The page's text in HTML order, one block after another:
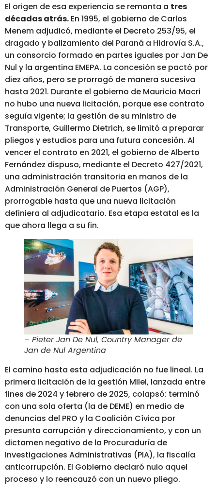
El origen de esa experiencia se remonta a tres
décadas atrás. En 1995, el gobierno de Carlos
Menem adjudicó, mediante el Decreto 253/95, el
dragado y balizamiento del Paraná a Hidrovía S.A.,
un consorcio formado en partes iguales por Jan De
Nul y la argentina EMEPA. La concesión se pactó por
diez años, pero se prorrogó de manera sucesiva
hasta 2021. Durante el gobierno de Mauricio Macri
no hubo una nueva licitación, porque ese contrato
seguía vigente; la gestión de su ministro de
Transporte, Guillermo Dietrich, se limitó a preparar
pliegos y estudios para una futura concesión. Al
vencer el contrato en 2021, el gobierno de Alberto
Fernández dispuso, mediante el Decreto 427/2021,
una administración transitoria en manos de la
Administración General de Puertos (AGP),
prorrogable hasta que una nueva licitación
definiera al adjudicatario. Esa etapa estatal es la
que ahora llega a su fin.
– Pieter Jan De Nul, Country Manager de
Jan de Nul Argentina
El camino hasta esta adjudicación no fue lineal. La
primera licitación de la gestión Milei, lanzada entre
fines de 2024 y febrero de 2025, colapsó: terminó
con una sola oferta (la de DEME) en medio de
denuncias del PRO y la Coalición Cívica por
presunta corrupción y direccionamiento, y con un
dictamen negativo de la Procuraduría de
Investigaciones Administrativas (PIA), la fiscalía
anticorrupción. El Gobierno declaró nulo aquel
proceso y lo reencauzó con un nuevo pliego.